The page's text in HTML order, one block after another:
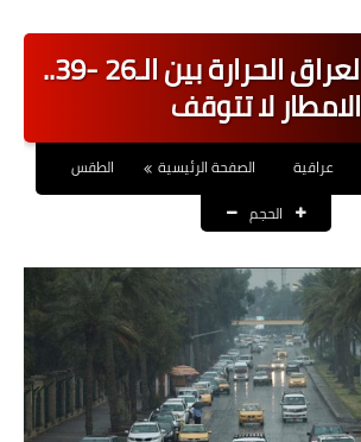
اخبار القطاع العام
اخبار القطاع الخاص
نتائج التعيينات
العقود والاجور اليومية
الرواتب والقروض
الرواتب
القروض والسلف
في عموم العراق الحرارة بين الـ26 -39..
الامطار لا تتوقف
عراقية الصفحة الرئيسية
الطقس
الحجم